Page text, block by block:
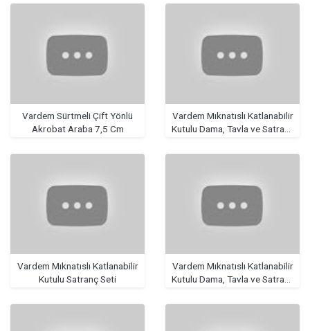
Vardem Sürtmeli Çift Yönlü
Akrobat Araba 7,5 Cm
Vardem Mıknatıslı Katlanabilir
Kutulu Dama, Tavla ve Satranç
Vardem Mıknatıslı Katlanabilir
Kutulu Satranç Seti
Vardem Mıknatıslı Katlanabilir
Kutulu Dama, Tavla ve Satranç